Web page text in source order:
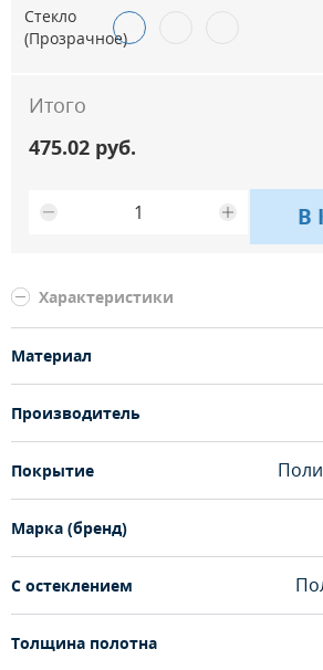
Стекло
(Прозрачное)
Итого
475.02 руб.
В
Характеристики
Материал
Производитель
Покрытие
Марка (бренд)
С остеклением
Толщина полотна